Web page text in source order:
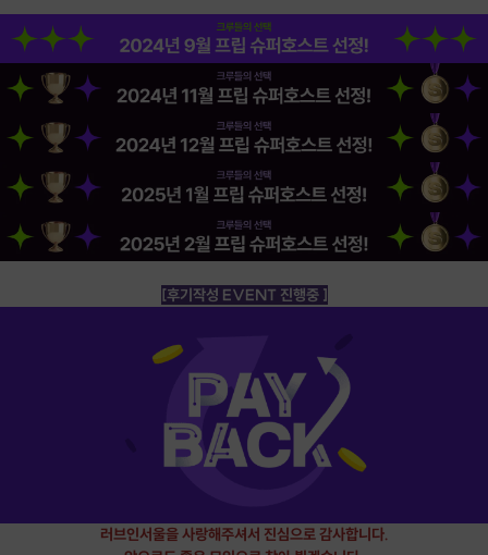
[후기작성 EVENT 진행중 ]
러브인서울을 사랑해주셔서 진심으로 감사합니다.